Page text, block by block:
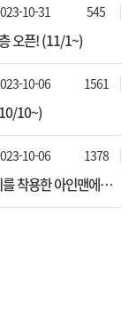
오픈! (11/1~)
10-31 545
10~)
10-06 1561
착용한 아인맨에게
10-06 1378